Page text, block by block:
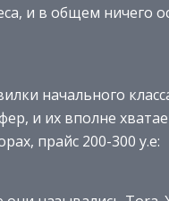
и в общем ничего
начального
и их вполне
прайс 200-300 у.е: